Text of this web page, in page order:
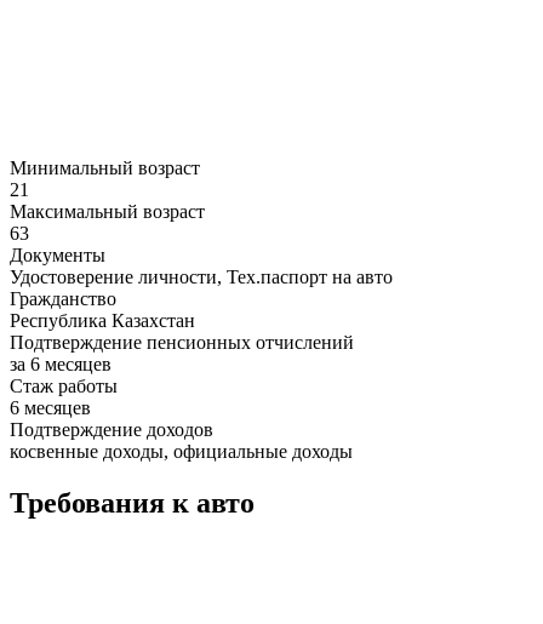
Минимальный возраст
21
Максимальный возраст
63
Документы
Удостоверение личности, Тех.паспорт на авто
Гражданство
Республика Казахстан
Подтверждение пенсионных отчислений
за 6 месяцев
Стаж работы
6 месяцев
Подтверждение доходов
косвенные доходы, официальные доходы
Требования к авто